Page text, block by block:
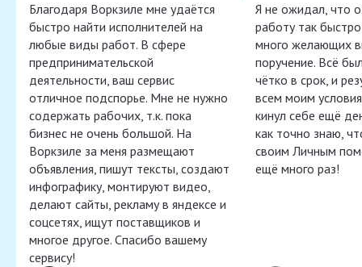
Благодаря Воркзиле мне удаётся
быстро найти исполнителей на
любые виды работ. В сфере
предпринимательской
деятельности, ваш сервис
отличное подспорье. Мне не нужно
содержать рабочих, т.к. пока
бизнес не очень большой. На
Воркзиле за меня размещают
объявления, пишут тексты, создают
инфографику, монтируют видео,
делают сайты, рекламу в яндексе и
соцсетях, ищут поставщиков и
многое другое. Спасибо вашему
сервису!
Я не ожидал, что
работу так
много желающих
поручение. Всё
чётко в срок, и
всем моим
кинул себе ещё
как точно знаю,
своим Личным
ещё много раз!